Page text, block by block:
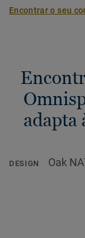
Encontrar o seu
adapta
DESIGN Oak